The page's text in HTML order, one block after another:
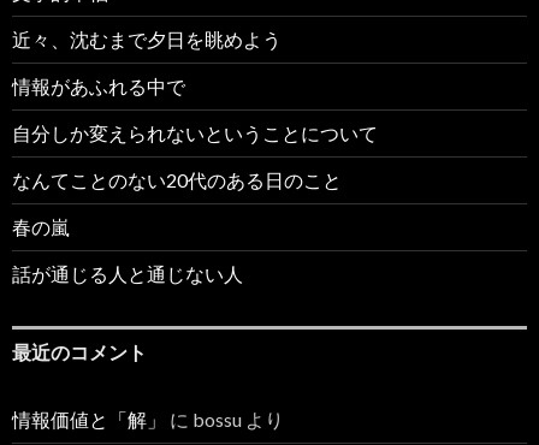
近々、沈むまで夕日を眺めよう
情報があふれる中で
自分しか変えられないということについて
なんてことのない20代のある日のこと
春の嵐
話が通じる人と通じない人
最近のコメント
情報価値と「解」 に bossu より